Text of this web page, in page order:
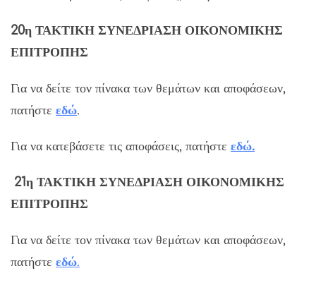
20η ΤΑΚΤΙΚΗ ΣΥΝΕΔΡΙΑΣΗ ΟΙΚΟΝΟΜΙΚΗΣ
ΕΠΙΤΡΟΠΗΣ
Για να δείτε τον πίνακα των θεμάτων και αποφάσεων,
πατήστε εδώ.
Για να κατεβάσετε τις αποφάσεις, πατήστε εδώ.
21η ΤΑΚΤΙΚΗ ΣΥΝΕΔΡΙΑΣΗ ΟΙΚΟΝΟΜΙΚΗΣ
ΕΠΙΤΡΟΠΗΣ
Για να δείτε τον πίνακα των θεμάτων και αποφάσεων,
πατήστε εδώ.